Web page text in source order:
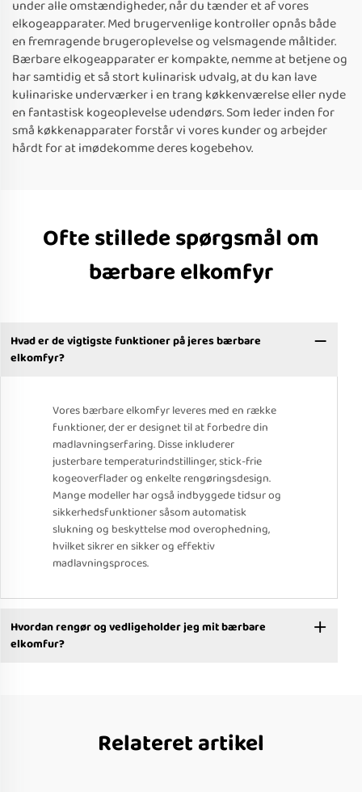
under alle omstændigheder, når du tænder et af vores
elkogeapparater. Med brugervenlige kontroller opnås både
en fremragende brugeroplevelse og velsmagende måltider.
Bærbare elkogeapparater er kompakte, nemme at betjene og
har samtidig et så stort kulinarisk udvalg, at du kan lave
kulinariske underværker i en trang køkkenværelse eller nyde
en fantastisk kogeoplevelse udendørs. Som leder inden for
små køkkenapparater forstår vi vores kunder og arbejder
hårdt for at imødekomme deres kogebehov.
Ofte stillede spørgsmål om
bærbare elkomfyr
Hvad er de vigtigste funktioner på jeres bærbare
elkomfyr?
Vores bærbare elkomfyr leveres med en række
funktioner, der er designet til at forbedre din
madlavningserfaring. Disse inkluderer
justerbare temperaturindstillinger, stick-frie
kogeoverflader og enkelte rengøringsdesign.
Mange modeller har også indbyggede tidsur og
sikkerhedsfunktioner såsom automatisk
slukning og beskyttelse mod overophedning,
hvilket sikrer en sikker og effektiv
madlavningsproces.
Hvordan rengør og vedligeholder jeg mit bærbare
elkomfur?
Relateret artikel